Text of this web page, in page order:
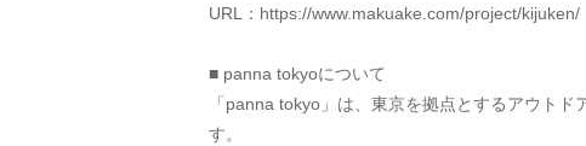
URL：https://www.makuake.com/project/kijuken/
■ panna tokyoについて
「panna tokyo」は、東京を拠点とするアウト
す。